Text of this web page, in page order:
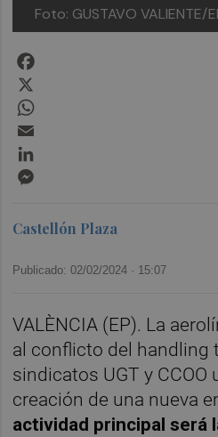
Foto: GUSTAVO VALIENTE/
Castellón Plaza
Publicado: 02/02/2024 · 15:07
VALÈNCIA (EP). La
al conflicto del handling
sindicatos UGT y CCOO
creación de una nueva
actividad principal será